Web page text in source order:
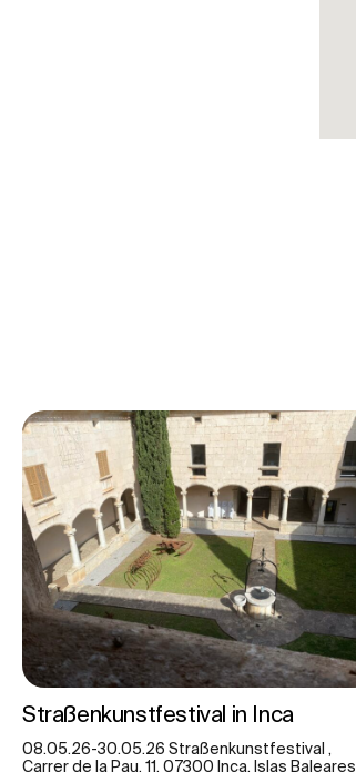
Straßenkunstfestival in Inca
08.05.26-30.05.26 Straßenkunstfestival ,
Carrer de la Pau, 11, 07300 Inca, Islas Baleares